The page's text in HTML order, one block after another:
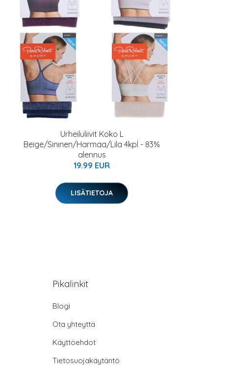
Urheiluliivit Koko L
Beige/Sininen/Harmaa/Lila 4kpl - 83%
alennus
19.99 EUR
LISÄTIETOJA
Pikalinkit
Blogi
Ota yhteyttä
Käyttöehdot
Tietosuojakäytäntö